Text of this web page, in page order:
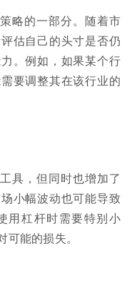
略的一部分。随着市
估自己的头寸是否仍
。例如，如果某个行
要调整其在该行业的
具，但同时也增加了
小幅波动也可能导致
用杠杆时需要特别小
能的损失。